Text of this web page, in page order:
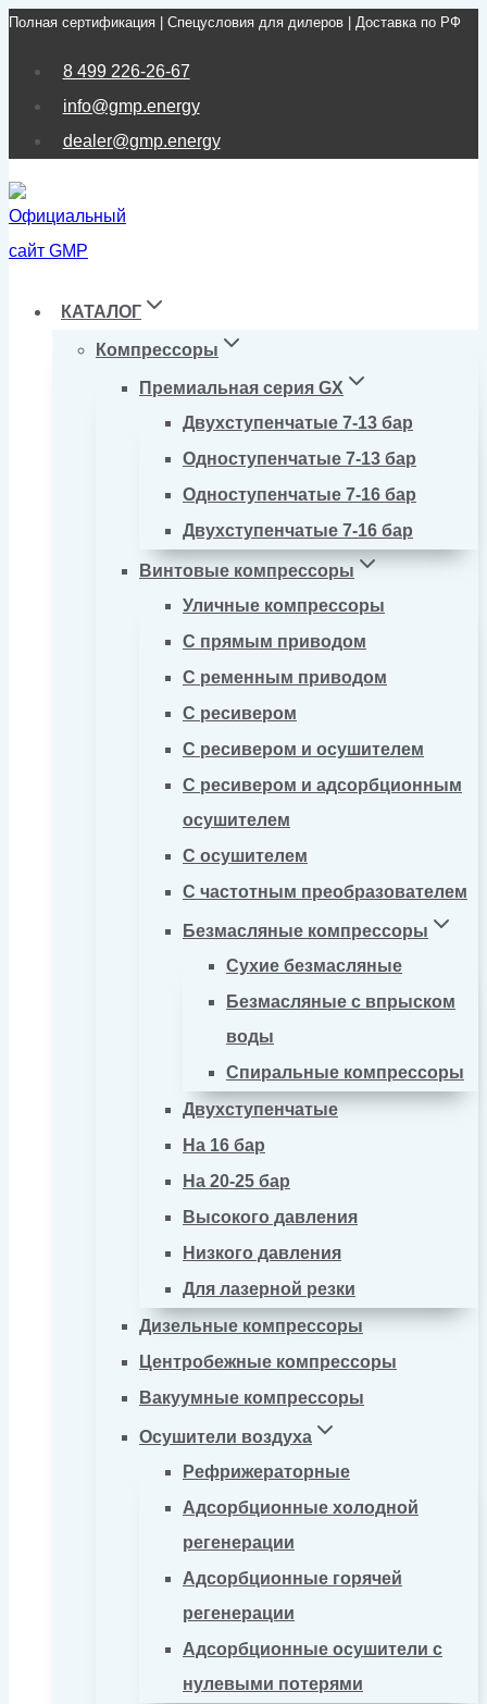
Перейти
Полная сертификация | Спецусловия для дилеров | Доставка по РФ
8 499 226-26-67
info@gmp.energy
dealer@gmp.energy
КАТАЛОГ
Компрессоры
Премиальная серия GX
Двухступенчатые 7-13 бар
Одноступенчатые 7-13 бар
Одноступенчатые 7-16 бар
Двухступенчатые 7-16 бар
Винтовые компрессоры
Уличные компрессоры
С прямым приводом
С ременным приводом
С ресивером
С ресивером и осушителем
С ресивером и адсорбционным
осушителем
С осушителем
С частотным преобразователем
Безмасляные компрессоры
Сухие безмасляные
Безмасляные с впрыском
воды
Спиральные компрессоры
Двухступенчатые
На 16 бар
На 20-25 бар
Высокого давления
Низкого давления
Для лазерной резки
Дизельные компрессоры
Центробежные компрессоры
Вакуумные компрессоры
Осушители воздуха
Рефрижераторные
Адсорбционные холодной
регенерации
Адсорбционные горячей
регенерации
Адсорбционные осушители с
нулевыми потерями